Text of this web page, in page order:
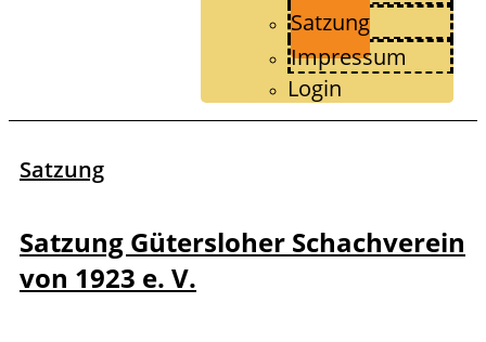
Satzung
Impressum
Login
Satzung
Satzung Gütersloher Schachverein
von 1923 e. V.